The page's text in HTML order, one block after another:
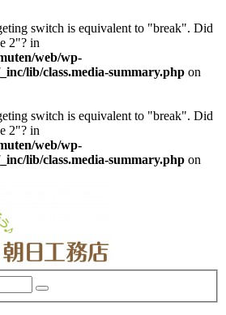
switch is equivalent to "break". Did
2"? in
web/wp-
lib/class.media-summary.php on
switch is equivalent to "break". Did
2"? in
web/wp-
lib/class.media-summary.php on